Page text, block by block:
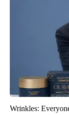
Wrinkles: